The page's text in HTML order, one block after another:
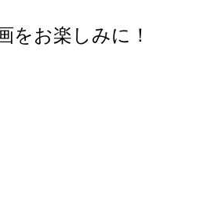
をお楽しみに！